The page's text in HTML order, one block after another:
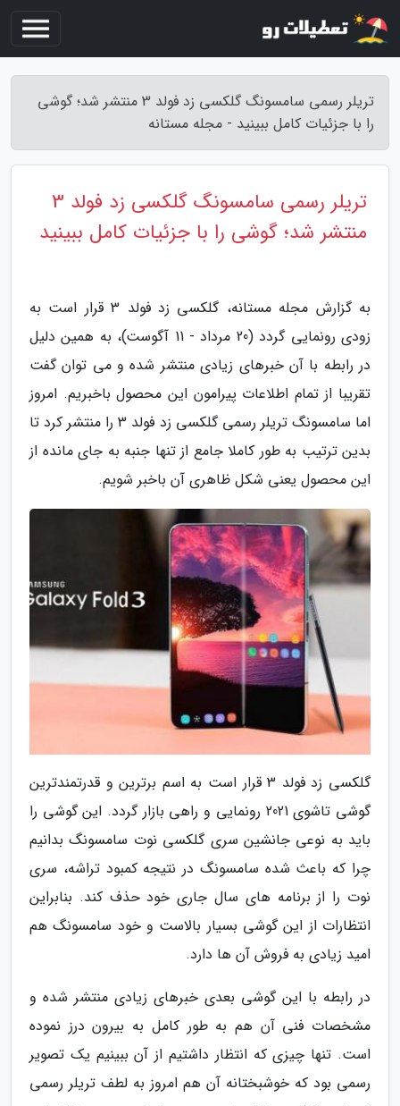
تریلر رسمی سامسونگ گلکسی زد فولد 3 منتشر شد؛ گوشی
را با جزئیات کامل ببینید - مجله مستانه
تریلر رسمی سامسونگ گلکسی زد فولد 3
منتشر شد؛ گوشی را با جزئیات کامل ببینید
به گزارش مجله مستانه، گلکسی زد فولد 3 قرار است به
زودی رونمایی گردد (20 مرداد - 11 آگوست)، به همین دلیل
در رابطه با آن خبرهای زیادی منتشر شده و می توان گفت
تقریبا از تمام اطلاعات پیرامون این محصول باخبریم. امروز
اما سامسونگ تریلر رسمی گلکسی زد فولد 3 را منتشر کرد تا
بدین ترتیب به طور کاملا جامع از تنها جنبه به جای مانده از
این محصول یعنی شکل ظاهری آن باخبر شویم.
گلکسی زد فولد 3 قرار است به اسم برترین و قدرتمندترین
گوشی تاشوی 2021 رونمایی و راهی بازار گردد. این گوشی را
باید به نوعی جانشین سری گلکسی نوت سامسونگ بدانیم
چرا که باعث شده سامسونگ در نتیجه کمبود تراشه، سری
نوت را از برنامه های سال جاری خود حذف کند. بنابراین
انتظارات از این گوشی بسیار بالاست و خود سامسونگ هم
امید زیادی به فروش آن ها دارد.
در رابطه با این گوشی بعدی خبرهای زیادی منتشر شده و
مشخصات فنی آن هم به طور کامل به بیرون درز نموده
است. تنها چیزی که انتظار داشتیم از آن ببینیم یک تصویر
رسمی بود که خوشبختانه آن هم امروز به لطف تریلر رسمی